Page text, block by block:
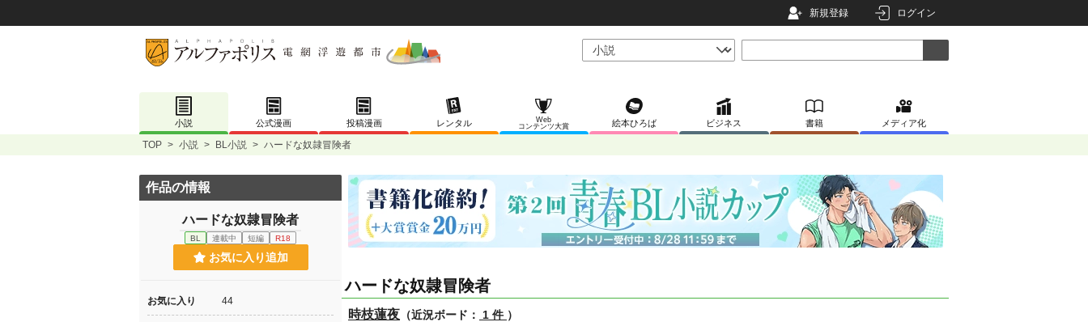
新規登録 ログイン
小説 公式漫画 投稿漫画 レンタル
Web
コンテンツ大賞
絵本ひろば ビジネス 書籍 メディア化
TOP > 小説 > BL小説 > ハードな奴隷冒険者
ハードな奴隷冒険者
時枝蓮夜 （近況ボード： 1 件 ）
作品の情報
ハードな奴隷冒険者
BL 連載中 短編 R18
お気に入り追加
お気に入り 44